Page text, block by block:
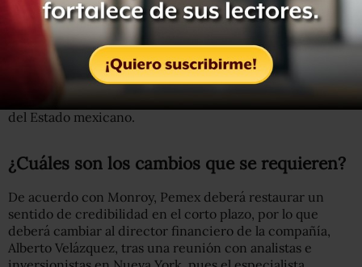
“Si Pemex todavía al día de hoy mantiene el grado de
inversión, te das cuenta de que depende de la línea de
salvación que es el gobierno federal”, indicó el experto,
quien advirtió que de continuar la tendencia, el
deterioro Pemex afectará también el grado de inversión
del Estado mexicano.
¿Cuáles son los cambios que se requieren?
De acuerdo con Monroy, Pemex deberá restaurar un
sentido de credibilidad en el corto plazo, por lo que
deberá cambiar al director financiero de la compañía,
Alberto Velázquez, tras una reunión con analistas e